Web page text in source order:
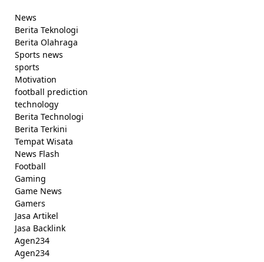
News
Berita Teknologi
Berita Olahraga
Sports news
sports
Motivation
football prediction
technology
Berita Technologi
Berita Terkini
Tempat Wisata
News Flash
Football
Gaming
Game News
Gamers
Jasa Artikel
Jasa Backlink
Agen234
Agen234